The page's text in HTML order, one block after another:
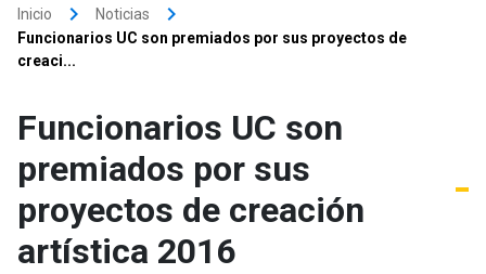
Inicio keyboard_arrow_right Noticias keyboard_arrow_right
Funcionarios UC son premiados por sus proyectos de
creaci...
Funcionarios UC son
premiados por sus
proyectos de creación
artística 2016